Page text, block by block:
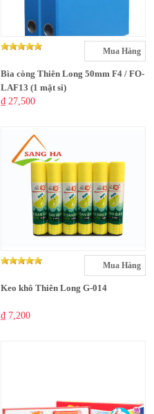
Mua Hàng
Bìa còng Thiên Long 50mm F4 / FO-
LAF13 (1 mặt si)
₫ 27,500
Mua Hàng
Keo khô Thiên Long G-014
₫ 7,200